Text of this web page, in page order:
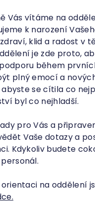
Vás vítáme na
k narození
klid a radost v
je zde proto,
během
plný emocí a
abyste se cítila co
byl co nejhladší.
pro Vás a
Vaše dotazy a
Kdykoliv budete
na oddělení